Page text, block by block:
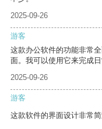
2025-09-26
游客
这款办公软件的功能非常
面。我可以使用它来完成
2025-09-26
游客
这款软件的界面设计非常简